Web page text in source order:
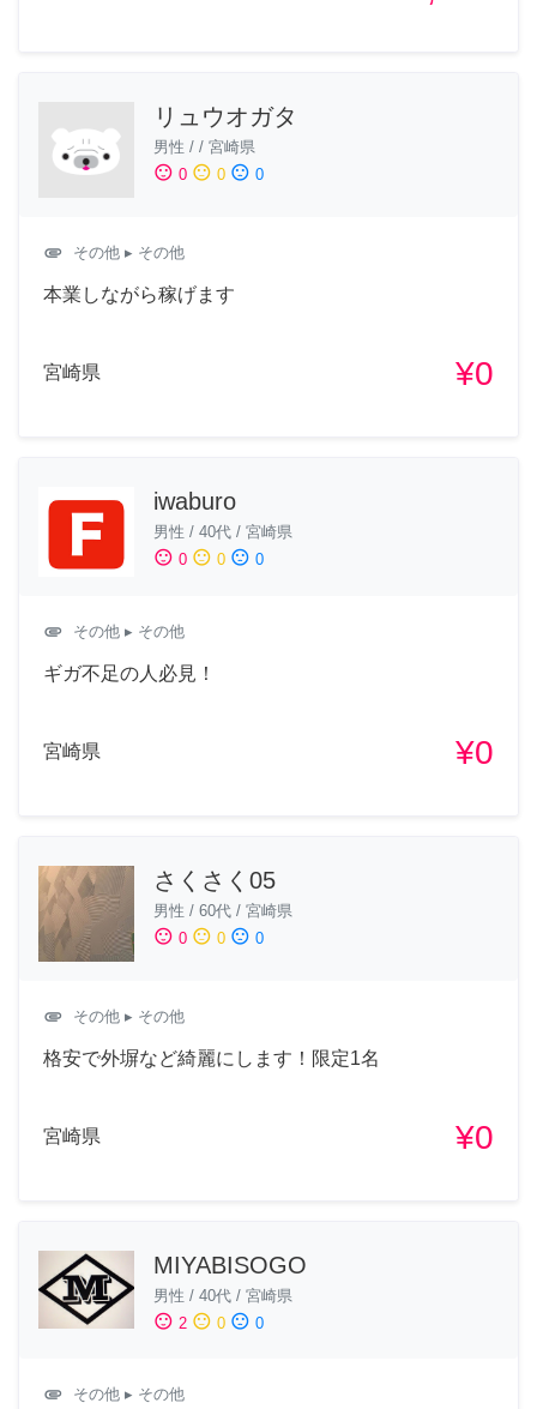
リュウオガタ
男性 / / 宮崎県
sentiment_satisfied 0 sentiment_neutral 0 sentiment_dissatisfied 0
attachment その他 ▸ その他
本業しながら稼げます
宮崎県 ¥0
iwaburo
男性 / 40代 / 宮崎県
sentiment_satisfied 0 sentiment_neutral 0 sentiment_dissatisfied 0
attachment その他 ▸ その他
ギガ不足の人必見！
宮崎県 ¥0
さくさく05
男性 / 60代 / 宮崎県
sentiment_satisfied 0 sentiment_neutral 0 sentiment_dissatisfied 0
attachment その他 ▸ その他
格安で外塀など綺麗にします！限定1名
宮崎県 ¥0
MIYABISOGO
男性 / 40代 / 宮崎県
sentiment_satisfied 2 sentiment_neutral 0 sentiment_dissatisfied 0
attachment その他 ▸ その他